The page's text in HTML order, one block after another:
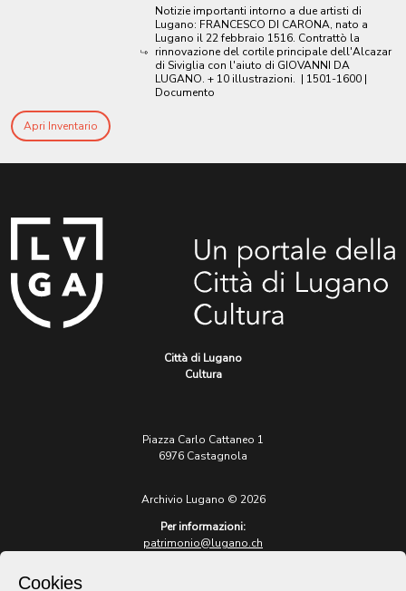
Notizie importanti intorno a due artisti di
Lugano: FRANCESCO DI CARONA, nato a
Lugano il 22 febbraio 1516. Contrattò la
rinnovazione del cortile principale dell'Alcazar
di Siviglia con l'aiuto di GIOVANNI DA
LUGANO. + 10 illustrazioni. | 1501-1600 |
Documento
Apri Inventario
Città di Lugano
Cultura
Piazza Carlo Cattaneo 1
6976 Castagnola
Archivio Lugano © 2026
Per informazioni:
patrimonio@lugano.ch
Cookies